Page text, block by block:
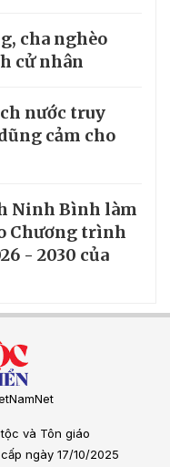
cha nghèo
cử nhân
nước truy
cảm cho
Ninh Bình làm
Chương trình
- 2030 của
và Tôn giáo
ngày 17/10/2025